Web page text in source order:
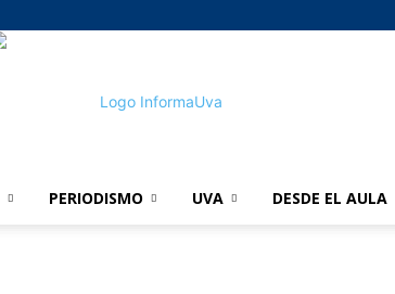
PERIODISMO UVA DESDE EL AULA